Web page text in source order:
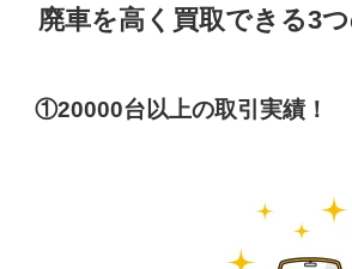
廃車を高く買取できる3
①20000台以上の取引実績！